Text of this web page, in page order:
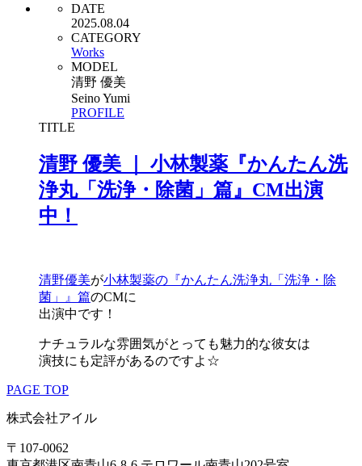
DATE
2025.08.04
CATEGORY
Works
MODEL
清野 優美
Seino Yumi
PROFILE
TITLE
清野 優美 ｜ 小林製薬『かんたん洗
浄丸「洗浄・除菌」篇』CM出演
中！
清野優美が小林製薬の『かんたん洗浄丸「洗浄・除
菌」』篇のCMに
出演中です！
ナチュラルな雰囲気がとっても魅力的な彼女は
演技にも定評があるのですよ☆
PAGE TOP
株式会社アイル
〒107-0062